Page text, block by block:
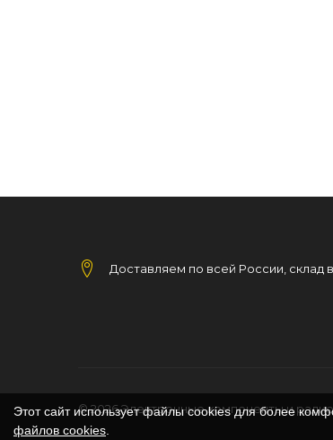
Доставляем по всей России, склад
© 2026Электронные компоненты и
Этот сайт использует файлы cookies для более
файлов cookies